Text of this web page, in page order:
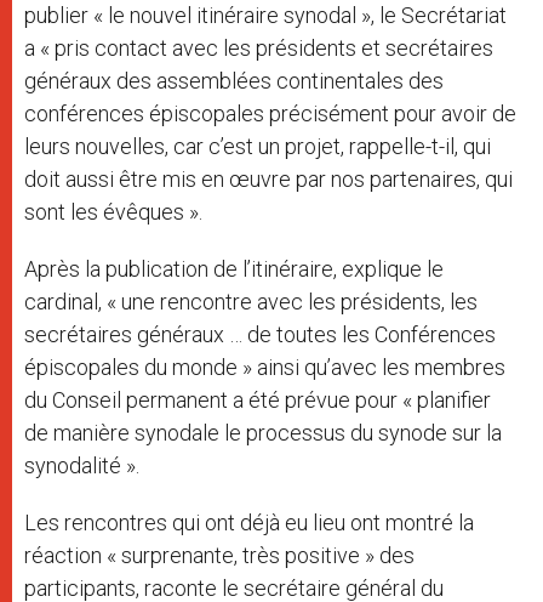
publier « le nouvel itinéraire synodal », le Secrétariat
a « pris contact avec les présidents et secrétaires
généraux des assemblées continentales des
conférences épiscopales précisément pour avoir de
leurs nouvelles, car c’est un projet, rappelle-t-il, qui
doit aussi être mis en œuvre par nos partenaires, qui
sont les évêques ».
Après la publication de l’itinéraire, explique le
cardinal, « une rencontre avec les présidents, les
secrétaires généraux … de toutes les Conférences
épiscopales du monde » ainsi qu’avec les membres
du Conseil permanent a été prévue pour « planifier
de manière synodale le processus du synode sur la
synodalité ».
Les rencontres qui ont déjà eu lieu ont montré la
réaction « surprenante, très positive » des
participants, raconte le secrétaire général du